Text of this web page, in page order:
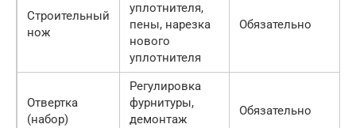
Строительный
нож
уплотнителя,
пены, нарезка
нового
уплотнителя
Обязательно
Отвертка
(набор)
Регулировка
фурнитуры,
демонтаж
Обязательно